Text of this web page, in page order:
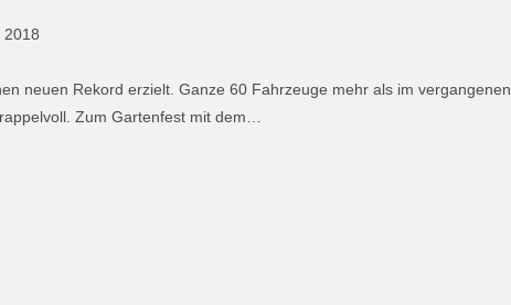
2018
neuen Rekord erzielt. Ganze 60 Fahrzeuge mehr als im vergangenen
Zum Gartenfest mit dem…